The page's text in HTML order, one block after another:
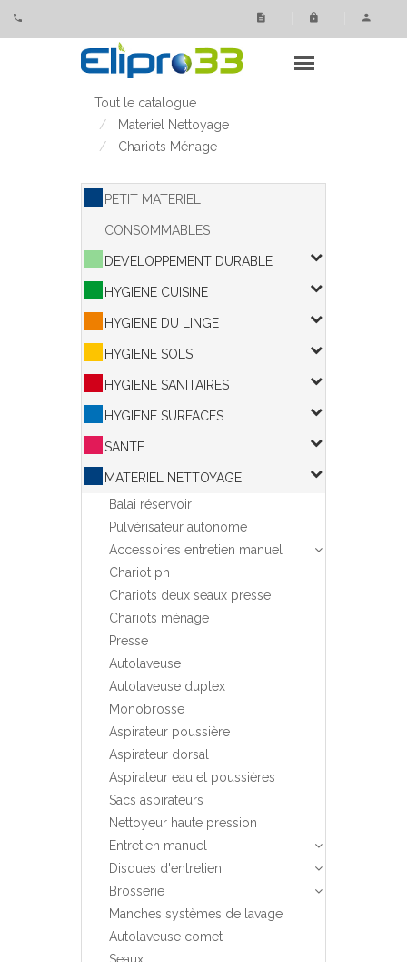
Tout le catalogue
Materiel Nettoyage
Chariots Ménage
PETIT MATERIEL
CONSOMMABLES
DEVELOPPEMENT DURABLE
HYGIENE CUISINE
HYGIENE DU LINGE
HYGIENE SOLS
HYGIENE SANITAIRES
HYGIENE SURFACES
SANTE
MATERIEL NETTOYAGE
Balai réservoir
Pulvérisateur autonome
Accessoires entretien manuel
Chariot ph
Chariots deux seaux presse
Chariots ménage
Presse
Autolaveuse
Autolaveuse duplex
Monobrosse
Aspirateur poussière
Aspirateur dorsal
Aspirateur eau et poussières
Sacs aspirateurs
Nettoyeur haute pression
Entretien manuel
Disques d'entretien
Brosserie
Manches systèmes de lavage
Autolaveuse comet
Panneau de gestion des cookies